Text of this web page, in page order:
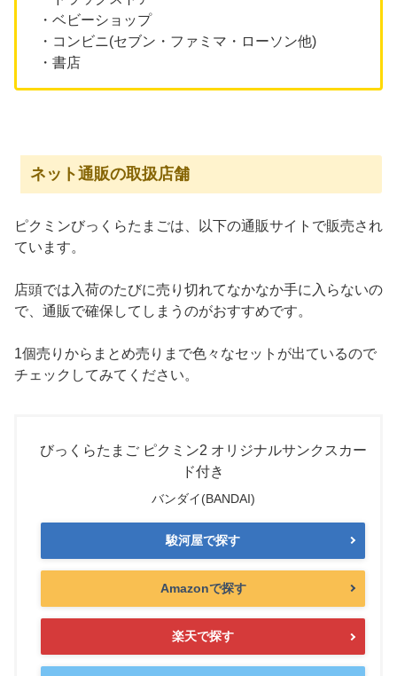
・ベビーショップ
・コンビニ(セブン・ファミマ・ローソン他)
・書店
ネット通販の取扱店舗
ピクミンびっくらたまごは、以下の通販サイトで販売され
ています。
店頭では入荷のたびに売り切れてなかなか手に入らないの
で、通販で確保してしまうのがおすすめです。
1個売りからまとめ売りまで色々なセットが出ているので
チェックしてみてください。
びっくらたまご ピクミン2 オリジナルサンクスカー
ド付き
バンダイ(BANDAI)
駿河屋で探す
Amazonで探す
楽天で探す